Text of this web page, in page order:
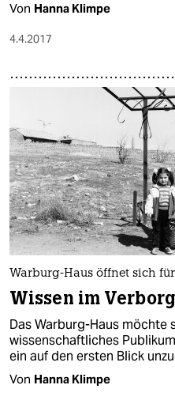
Von Hanna Klimpe
4.4.2017
Warburg-Haus öffnet sich
Wissen im
Das Warburg-Haus möchte
wissenschaftliches
ein auf den ersten Blick
Von Hanna Klimpe